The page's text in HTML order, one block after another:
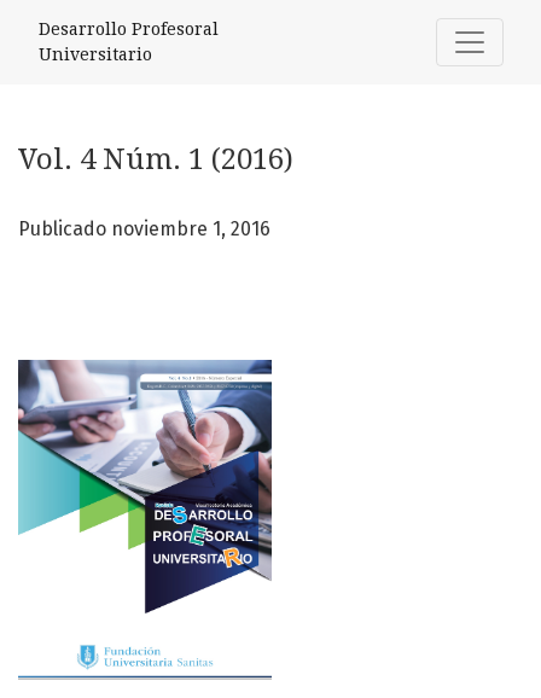
Desarrollo Profesoral
Universitario
Vol. 4 Núm. 1 (2016)
Publicado noviembre 1, 2016